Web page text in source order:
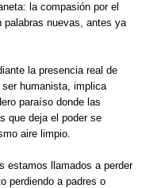
la compasión por el
nuevas, antes ya
la presencia real de
humanista, implica
paraíso donde las
que deja el poder se
aire limpio.
estamos llamados a perder
perdiendo a padres o